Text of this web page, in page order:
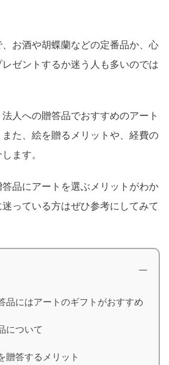
お酒や胡蝶蘭などの定番品か、心
ゼントするか迷う人も多いのでは
人への贈答品でおすすめのアート
た、絵を贈るメリットや、経費の
ます。
品にアートを選ぶメリットがわか
っている方はぜひ参考にしてみて
品にはアートのギフトがおすすめ
について
贈答するメリット